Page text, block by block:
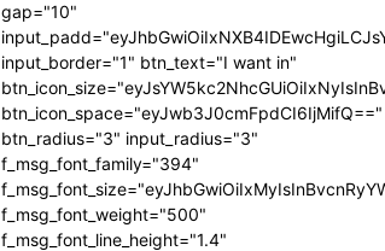
gap="10"
input_border="1" btn_text="I want in"
btn_icon_space="eyJwb3J0cmFpdCI6IjMifQ=="
btn_radius="3" input_radius="3"
f_msg_font_family="394"
f_msg_font_weight="500"
f_msg_font_line_height="1.4"